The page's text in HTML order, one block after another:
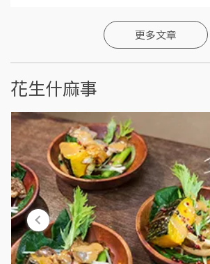
更多文章
花生什麻事